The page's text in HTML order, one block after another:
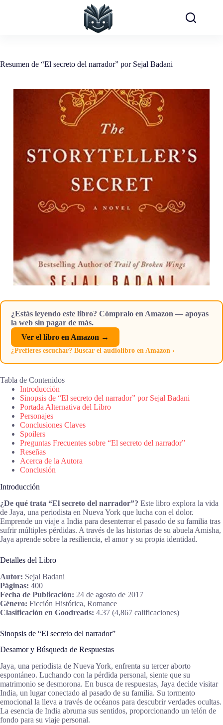
Resumen de “El secreto del narrador” por Sejal Badani
¿Estás leyendo este libro? Cómpralo en Amazon — apoyas
la web sin pagar de más.
Ver el libro en Amazon →
¿Prefieres escuchar? Buscar el audiolibro en Amazon ›
Tabla de Contenidos
Introducción
Sinopsis de “El secreto del narrador” por Sejal Badani
Portada Alternativa del Libro
Personajes
Conclusiones Claves
Spoilers
Preguntas Frecuentes sobre “El secreto del narrador”
Reseñas
Acerca de la Autora
Conclusión
Introducción
¿De qué trata “El secreto del narrador”? Este libro explora la vida
de Jaya, una periodista en Nueva York que lucha con el dolor.
Emprende un viaje a India para desenterrar el pasado de su familia tras
sufrir múltiples pérdidas. A través de las historias de su abuela Amisha,
Jaya aprende sobre la resiliencia, el amor y su propia identidad.
Detalles del Libro
Autor: Sejal Badani
Páginas: 400
Fecha de Publicación: 24 de agosto de 2017
Género: Ficción Histórica, Romance
Clasificación en Goodreads: 4.37 (4,867 calificaciones)
Sinopsis de “El secreto del narrador”
Desamor y Búsqueda de Respuestas
Jaya, una periodista de Nueva York, enfrenta su tercer aborto
espontáneo. Luchando con la pérdida personal, siente que su
matrimonio se desmorona. En busca de respuestas, Jaya decide visitar
India, un lugar conectado al pasado de su familia. Su tormento
emocional la lleva a través de océanos para descubrir verdades ocultas.
La esencia de India abruma sus sentidos, proporcionando un telón de
fondo para su viaje personal.